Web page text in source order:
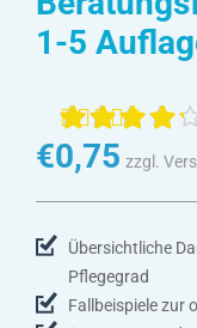
1-5
Bewertet mit
4.33 von 5,
€0,75 zzgl.
Übersichtliche
Pflegegrad
Fallbeispiele zur